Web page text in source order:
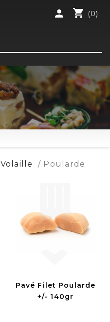
shopping_cart (0)
person
Volaille Poularde
Pavé Filet Poularde
+/- 140gr